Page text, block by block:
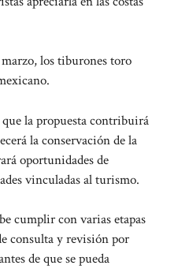
los tiburones toro
la propuesta contribuirá
la conservación de la
oportunidades de
vinculadas al turismo.
cumplir con varias etapas
consulta y revisión por
de que se pueda